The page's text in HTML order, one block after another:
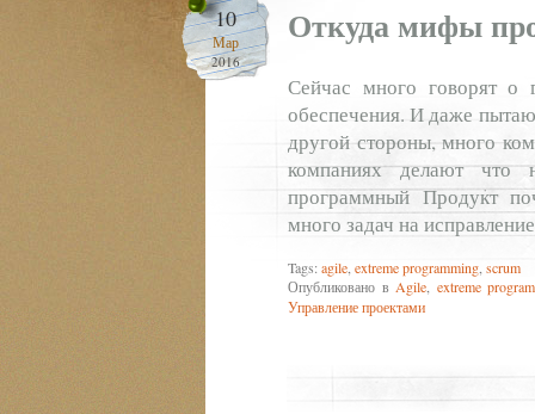
10
Мар
2016
Откуда мифы
Сейчас много говорят о
обеспечения. И даже
другой стороны, много
компаниях делают
программный Продукт
много задач на
Tags: agile extreme programming scrum
Опубликовано в Agile extreme
Управление проектами